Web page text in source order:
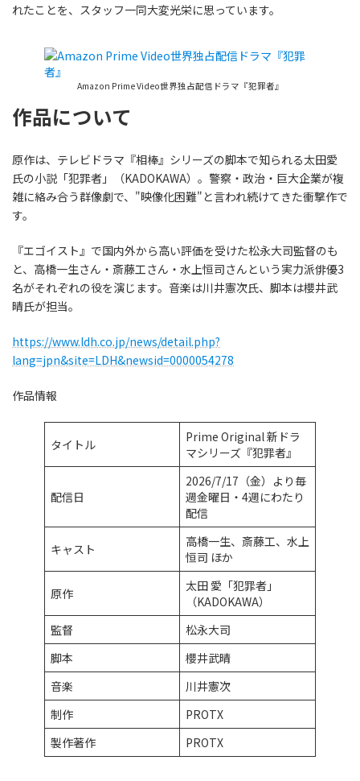
れたことを、スタッフ一同大変光栄に思っています。
Amazon Prime Video世界独占配信ドラマ『犯罪者』
作品について
原作は、テレビドラマ『相棒』シリーズの脚本で知られる太田愛
氏の小説「犯罪者」（KADOKAWA）。警察・政治・巨大企業が複
雑に絡み合う群像劇で、"映像化困難"と言われ続けてきた衝撃作で
す。
『エゴイスト』で国内外から高い評価を受けた松永大司監督のも
と、高橋一生さん・斎藤工さん・水上恒司さんという実力派俳優3
名がそれぞれの役を演じます。音楽は川井憲次氏、脚本は櫻井武
晴氏が担当。
https://www.ldh.co.jp/news/detail.php?
lang=jpn&site=LDH&newsid=0000054278
作品情報
タイトル
Prime Original 新ドラ
マシリーズ『犯罪者』
配信日
2026/7/17（金）より毎
週金曜日・4週にわたり
配信
キャスト
高橋一生、斎藤工、水上
恒司 ほか
原作
太田 愛「犯罪者」
（KADOKAWA）
監督
松永大司
脚本
櫻井武晴
音楽
川井憲次
制作
PROTX
製作著作
PROTX